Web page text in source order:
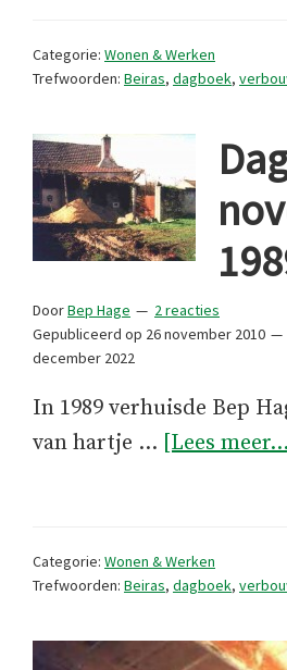
Categorie: Wonen & Werken
Trefwoorden: Beiras, dagboek,
DoorBep Hage
2 reacties
Gepubliceerd op 26 november 2010
december 2022
In 1989 verhuisde Bep
van hartje … [Lees
Categorie: Wonen & Werken
Trefwoorden: Beiras, dagboek,